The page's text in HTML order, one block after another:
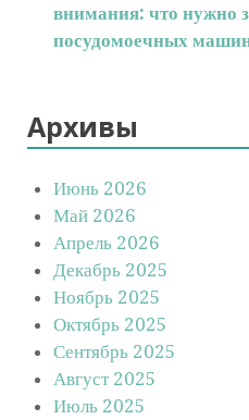
внимания: что нужно
посудомоечных
Архивы
Июнь 2026
Май 2026
Апрель 2026
Декабрь 2025
Ноябрь 2025
Октябрь 2025
Сентябрь 2025
Август 2025
Июль 2025